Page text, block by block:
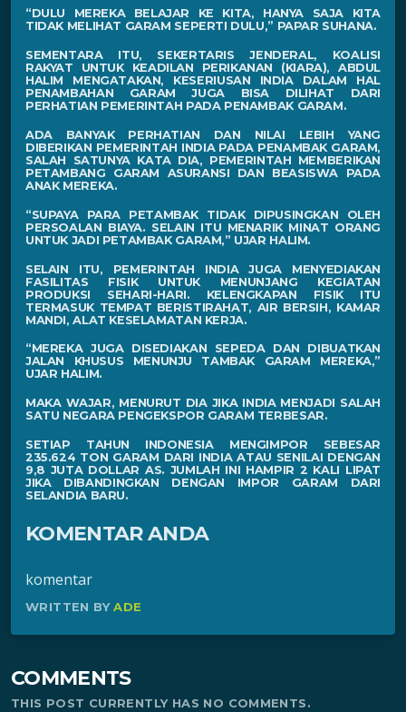
“DULU MEREKA BELAJAR KE KITA, HANYA SAJA KITA
TIDAK MELIHAT GARAM SEPERTI DULU,” PAPAR SUHANA.
SEMENTARA ITU, SEKERTARIS JENDERAL, KOALISI
RAKYAT UNTUK KEADILAN PERIKANAN (KIARA), ABDUL
HALIM MENGATAKAN, KESERIUSAN INDIA DALAM HAL
PENAMBAHAN GARAM JUGA BISA DILIHAT DARI
PERHATIAN PEMERINTAH PADA PENAMBAK GARAM.
ADA BANYAK PERHATIAN DAN NILAI LEBIH YANG
DIBERIKAN PEMERINTAH INDIA PADA PENAMBAK GARAM,
SALAH SATUNYA KATA DIA, PEMERINTAH MEMBERIKAN
PETAMBANG GARAM ASURANSI DAN BEASISWA PADA
ANAK MEREKA.
“SUPAYA PARA PETAMBAK TIDAK DIPUSINGKAN OLEH
PERSOALAN BIAYA. SELAIN ITU MENARIK MINAT ORANG
UNTUK JADI PETAMBAK GARAM,” UJAR HALIM.
SELAIN ITU, PEMERINTAH INDIA JUGA MENYEDIAKAN
FASILITAS FISIK UNTUK MENUNJANG KEGIATAN
PRODUKSI SEHARI-HARI. KELENGKAPAN FISIK ITU
TERMASUK TEMPAT BERISTIRAHAT, AIR BERSIH, KAMAR
MANDI, ALAT KESELAMATAN KERJA.
“MEREKA JUGA DISEDIAKAN SEPEDA DAN DIBUATKAN
JALAN KHUSUS MENUNJU TAMBAK GARAM MEREKA,”
UJAR HALIM.
MAKA WAJAR, MENURUT DIA JIKA INDIA MENJADI SALAH
SATU NEGARA PENGEKSPOR GARAM TERBESAR.
SETIAP TAHUN INDONESIA MENGIMPOR SEBESAR
235.624 TON GARAM DARI INDIA ATAU SENILAI DENGAN
9,8 JUTA DOLLAR AS. JUMLAH INI HAMPIR 2 KALI LIPAT
JIKA DIBANDINGKAN DENGAN IMPOR GARAM DARI
SELANDIA BARU.
KOMENTAR ANDA
komentar
WRITTEN BYADE
COMMENTS
THIS POST CURRENTLY HAS NO COMMENTS.